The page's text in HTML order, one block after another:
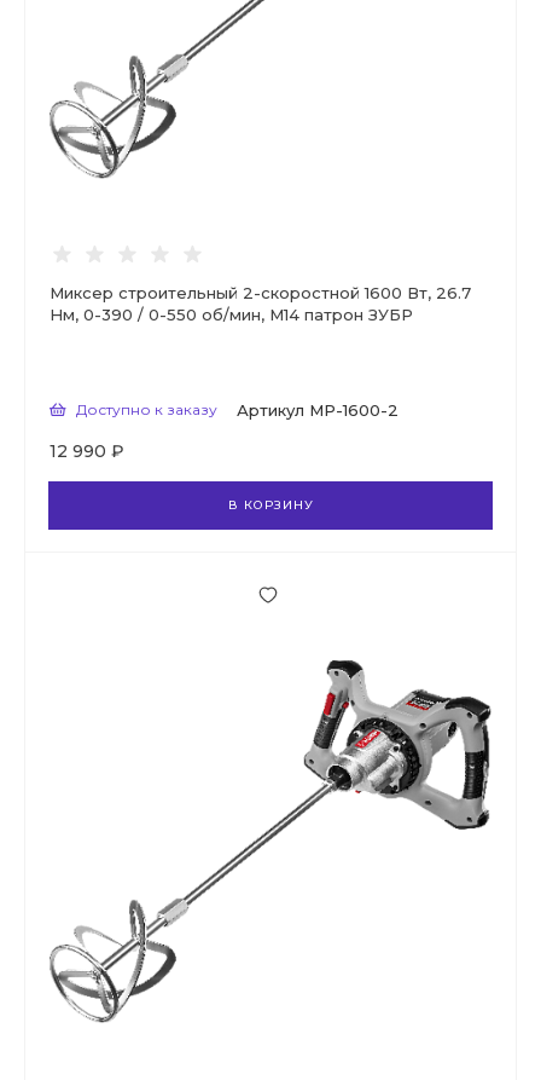
Миксер строительный 2-скоростной 1600 Вт, 26.7
Нм, 0-390 / 0-550 об/мин, М14 патрон ЗУБР
Доступно к заказу Артикул МР-1600-2
12 990 ₽
В КОРЗИНУ